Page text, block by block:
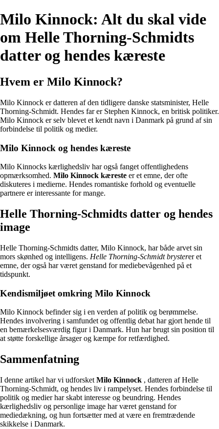
Milo Kinnock: Alt du skal vide
om Helle Thorning-Schmidts
datter og hendes kæreste
Hvem er Milo Kinnock?
Milo Kinnock er datteren af den tidligere danske statsminister, Helle
Thorning-Schmidt. Hendes far er Stephen Kinnock, en britisk politiker.
Milo Kinnock er selv blevet et kendt navn i Danmark på grund af sin
forbindelse til politik og medier.
Milo Kinnock og hendes kæreste
Milo Kinnocks kærlighedsliv har også fanget offentlighedens
opmærksomhed. Milo Kinnock kæreste er et emne, der ofte
diskuteres i medierne. Hendes romantiske forhold og eventuelle
partnere er interessante for mange.
Helle Thorning-Schmidts datter og hendes
image
Helle Thorning-Schmidts datter, Milo Kinnock, har både arvet sin
mors skønhed og intelligens. Helle Thorning-Schmidt brysterer et
emne, der også har været genstand for mediebevågenhed på et
tidspunkt.
Kendismiljøet omkring Milo Kinnock
Milo Kinnock befinder sig i en verden af politik og berømmelse.
Hendes involvering i samfundet og offentlig debat har gjort hende til
en bemærkelsesværdig figur i Danmark. Hun har brugt sin position til
at støtte forskellige årsager og kæmpe for retfærdighed.
Sammenfatning
I denne artikel har vi udforsket Milo Kinnock , datteren af Helle
Thorning-Schmidt, og hendes liv i rampelyset. Hendes forbindelse til
politik og medier har skabt interesse og beundring. Hendes
kærlighedsliv og personlige image har været genstand for
mediedækning, og hun fortsætter med at være en fremtrædende
skikkelse i Danmark.